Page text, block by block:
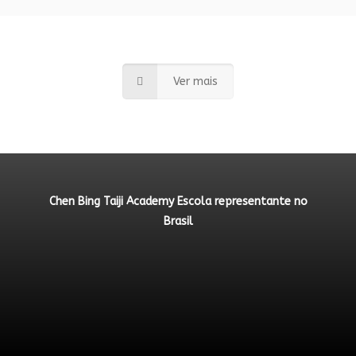
Ver mais
Chen Bing Taiji Academy Escola representante no
Brasil